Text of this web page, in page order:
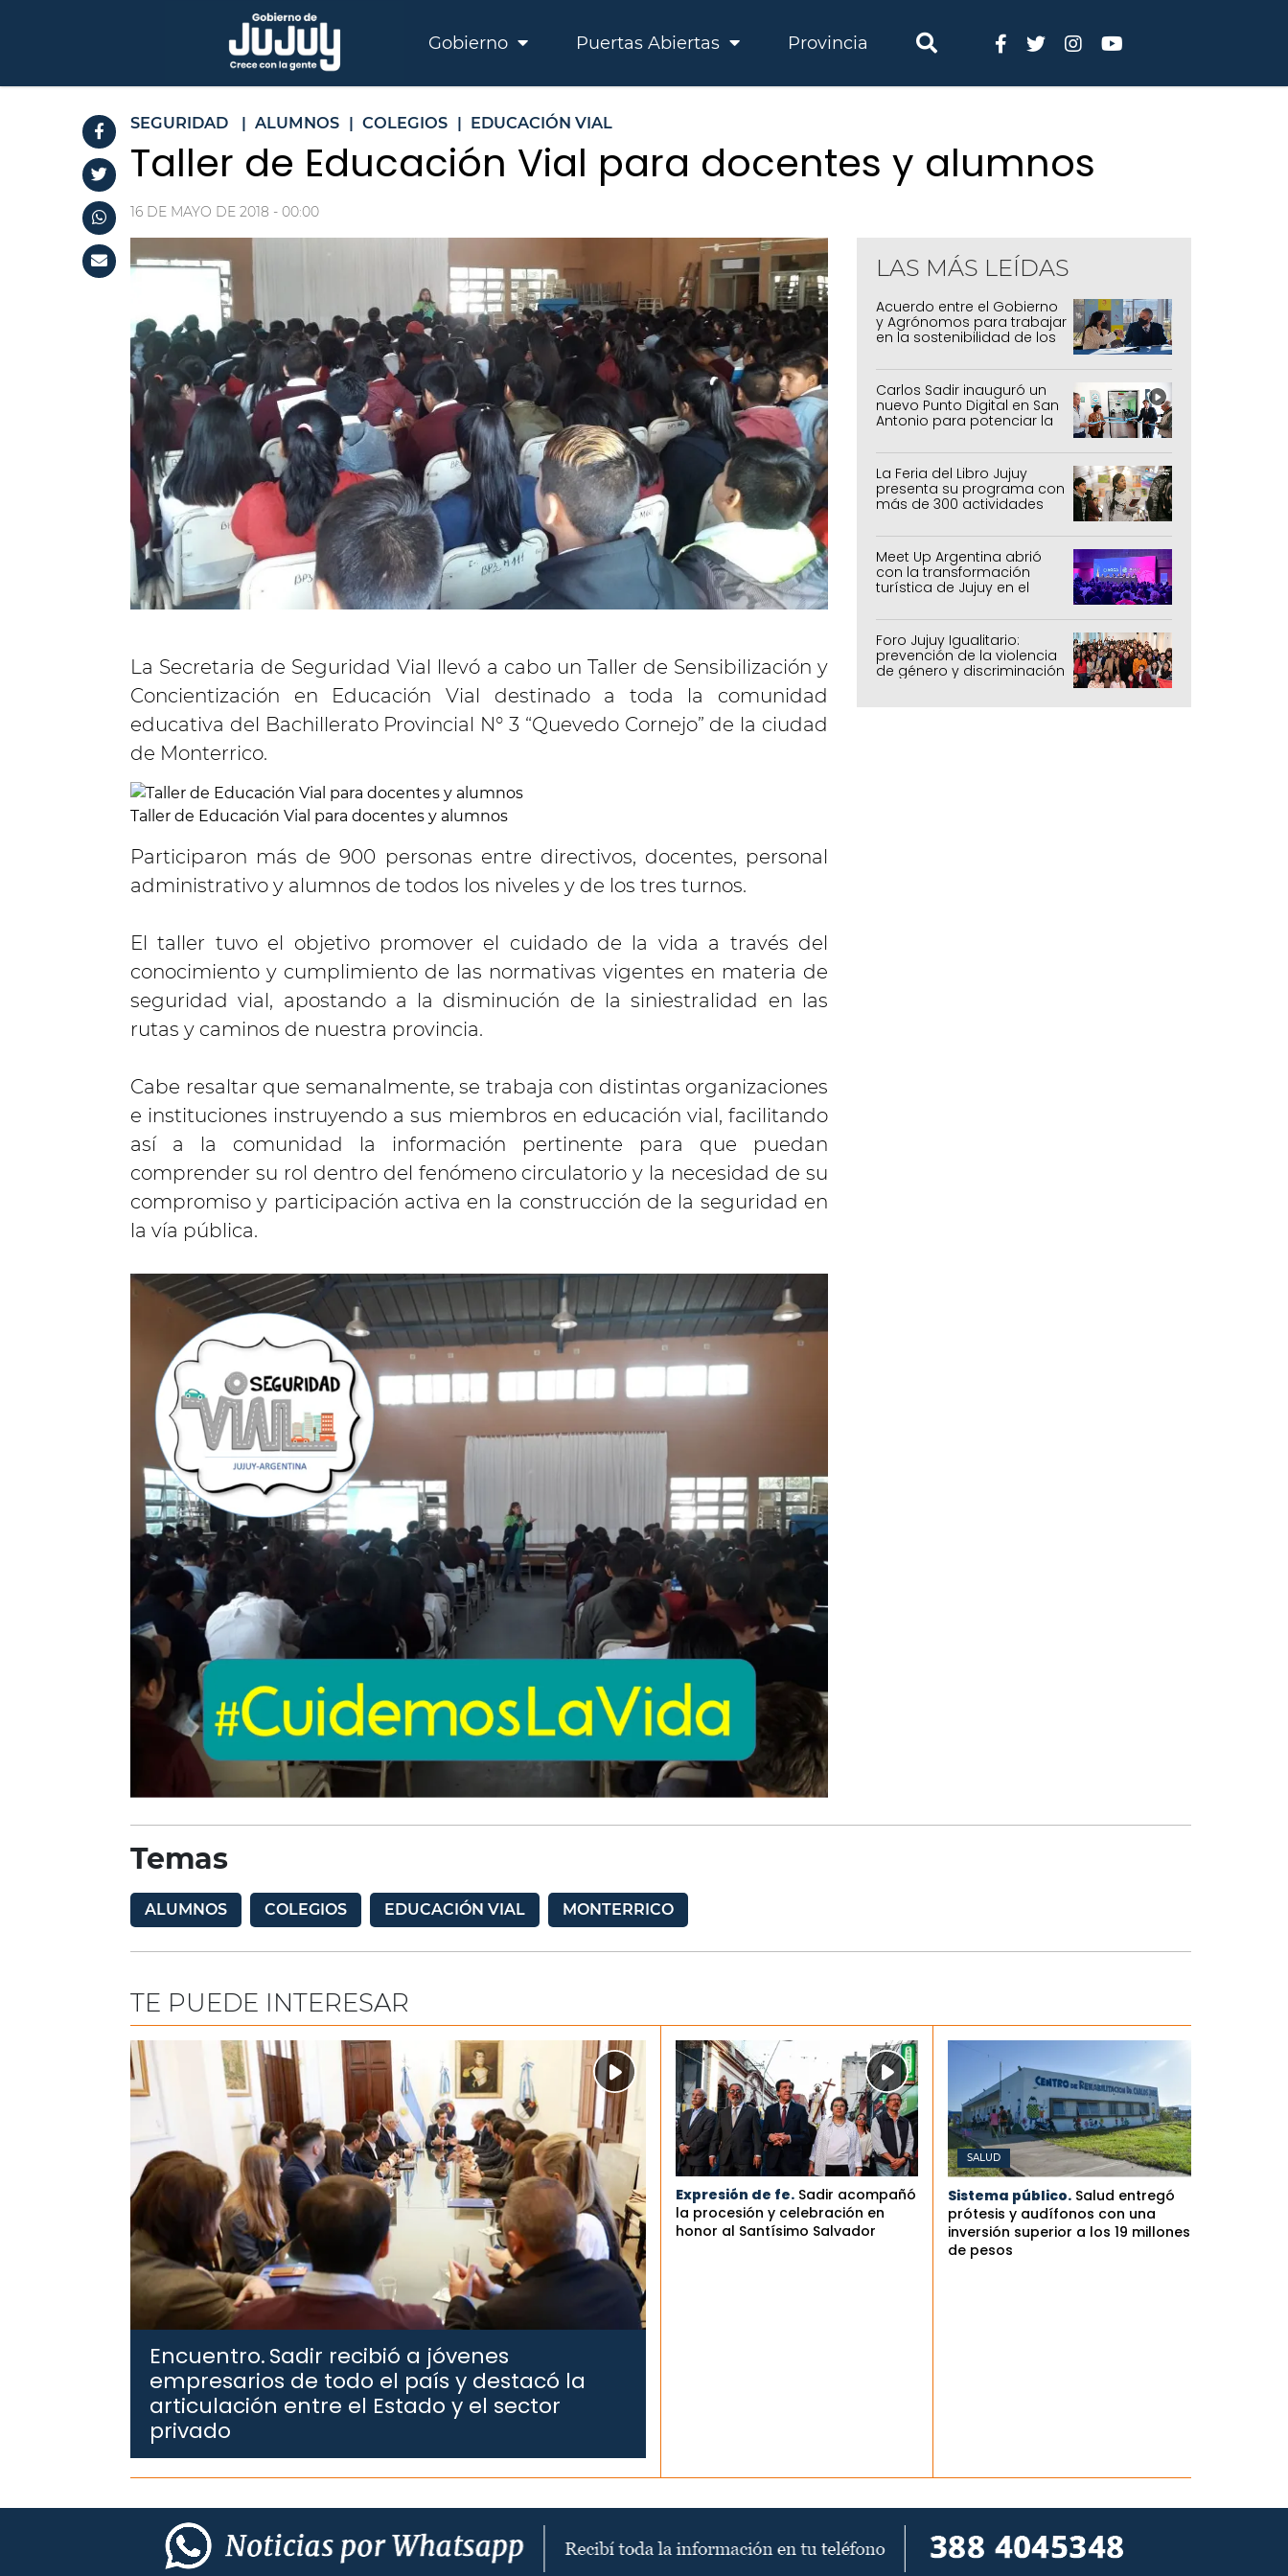
Gobierno Puertas Abiertas Provincia
SEGURIDAD | ALUMNOS | COLEGIOS | EDUCACIÓN VIAL
Taller de Educación Vial para docentes y alumnos
16 DE MAYO DE 2018 - 00:00
La Secretaria de Seguridad Vial llevó a cabo un Taller de Sensibilización y
Concientización en Educación Vial destinado a toda la comunidad
educativa del Bachillerato Provincial N° 3 “Quevedo Cornejo” de la ciudad
de Monterrico.
Taller de Educación Vial para docentes y alumnos
Participaron más de 900 personas entre directivos, docentes, personal
administrativo y alumnos de todos los niveles y de los tres turnos.
El taller tuvo el objetivo promover el cuidado de la vida a través del
conocimiento y cumplimiento de las normativas vigentes en materia de
seguridad vial, apostando a la disminución de la siniestralidad en las
rutas y caminos de nuestra provincia.
Cabe resaltar que semanalmente, se trabaja con distintas organizaciones
e instituciones instruyendo a sus miembros en educación vial, facilitando
así a la comunidad la información pertinente para que puedan
comprender su rol dentro del fenómeno circulatorio y la necesidad de su
compromiso y participación activa en la construcción de la seguridad en
la vía pública.
LAS MÁS LEÍDAS
Acuerdo entre el Gobierno
y Agrónomos para trabajar
en la sostenibilidad de los
agrícolas, pecuarios y
forestal
Carlos Sadir inauguró un
nuevo Punto Digital en San
Antonio para potenciar la
inclusión tecnológica
La Feria del Libro Jujuy
presenta su programa con
más de 300 actividades
Meet Up Argentina abrió
con la transformación
turística de Jujuy en el
Foro Jujuy Igualitario:
prevención de la violencia
de género y discriminación
Temas
ALUMNOS COLEGIOS EDUCACIÓN VIAL MONTERRICO
TE PUEDE INTERESAR
Encuentro.Sadir recibió a jóvenes
empresarios de todo el país y destacó la
articulación entre el Estado y el sector
privado
Expresión de fe. Sadir acompañó
la procesión y celebración en
honor al Santísimo Salvador
SALUD
Sistema público. Salud entregó
prótesis y audífonos con una
inversión superior a los 19 millones
de pesos